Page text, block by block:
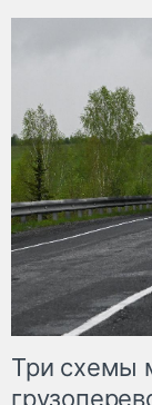
Три схемы